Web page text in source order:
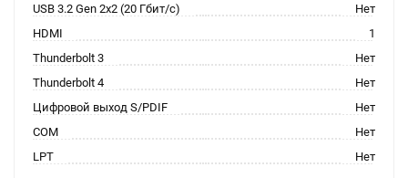
USB 3.2 Gen 2x2 (20 Гбит/с)
Нет
HDMI
1
Thunderbolt 3
Нет
Thunderbolt 4
Нет
Цифровой выход S/PDIF
Нет
COM
Нет
LPT
Нет